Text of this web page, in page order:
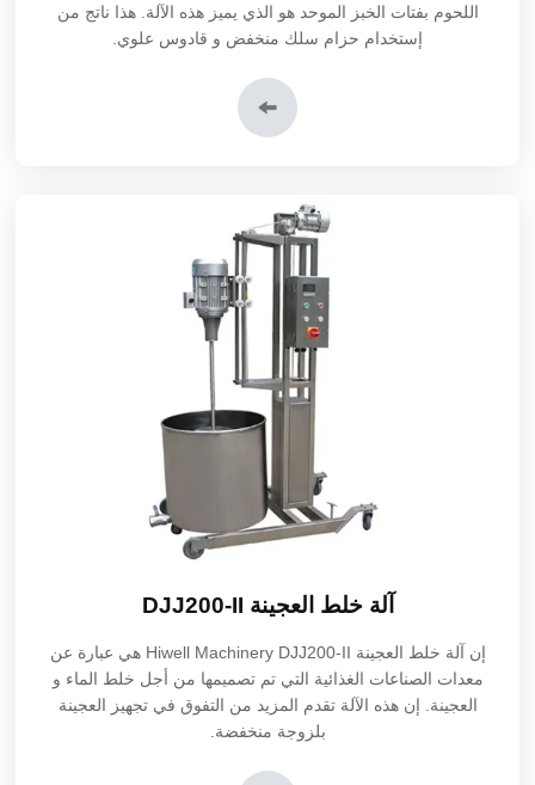
اللحوم بفتات الخبز الموحد هو الذي يميز هذه الآلة. هذا ناتج من
إستخدام حزام سلك منخفض و قادوس علوي.
آلة خلط العجينة DJJ200-II
إن آلة خلط العجينة DJJ200-II
Hiwell Machinery هي عبارة عن
معدات الصناعات الغذائية التي تم تصميمها من أجل خلط الماء و
العجينة. إن هذه الآلة تقدم المزيد من التفوق في تجهيز العجينة
بلزوجة منخفضة.